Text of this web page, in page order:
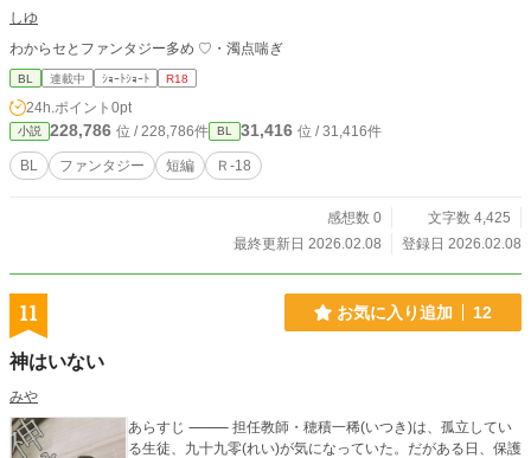
しゆ
わからセとファンタジー多め ♡・濁点喘ぎ
BL 連載中 ｼｮｰﾄｼｮｰﾄ R18
24h.ポイント 0pt
小説 228,786 位 / 228,786件 BL 31,416 位 / 31,416件
BL ファンタジー 短編 Ｒ-18
感想数 0
文字数 4,425
最終更新日 2026.02.08
登録日 2026.02.08
11 お気に入り追加 12
神はいない
みや
あらすじ ⸻ 担任教師・穂積一稀(いつき)は、孤立してい
る生徒、九十九零(れい)が気になっていた。だがある日、保護